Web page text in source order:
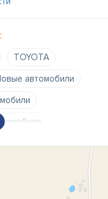
TOYOTA
автомобили